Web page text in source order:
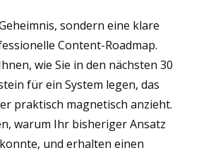
sondern eine klare
Content-Roadmap.
wie Sie in den nächsten 30
für ein System legen, das
praktisch magnetisch anzieht.
warum Ihr bisheriger Ansatz
und erhalten einen